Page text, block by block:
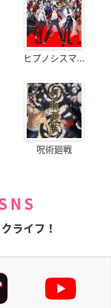
ヒプノシスマ...
呪術廻戦
ライフ！